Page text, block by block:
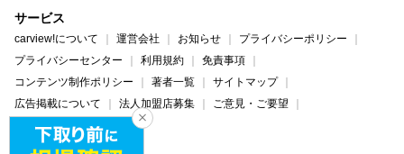
サービス
carview!について 運営会社 お知らせ
プライバシーポリシー
プライバシーセンター
利用規約
免責事項
コンテンツ制作ポリシー
著者一覧
サイトマップ
広告掲載について
法人加盟店募集
ご意見・ご要望
ヘルプ・お問い合わせ